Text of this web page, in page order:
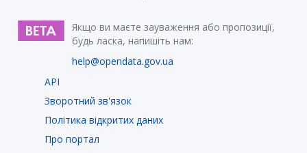
Якщо ви маєте зауваження або пропозиції,
будь ласка, напишіть нам:
help@opendata.gov.ua
API
Зворотний зв'язок
Політика відкритих даних
Про портал